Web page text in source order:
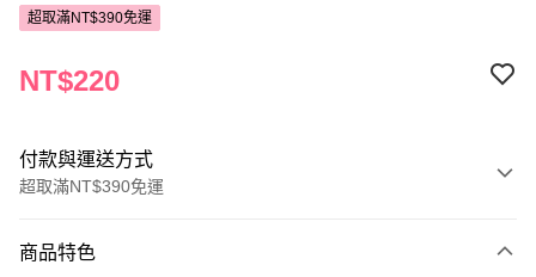
超取滿NT$390免運
NT$220
付款與運送方式
超取滿NT$390免運
POYA支付
商品特色